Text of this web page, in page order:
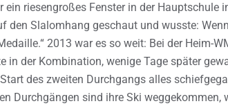
ein riesengroßes Fenster in der Hauptschule
den Slalomhang geschaut und wusste:
2013 war es so weit: Bei der Heim-
in der Kombination, wenige Tage später
des zweiten Durchgangs alles
Durchgängen sind ihre Ski weggekommen,